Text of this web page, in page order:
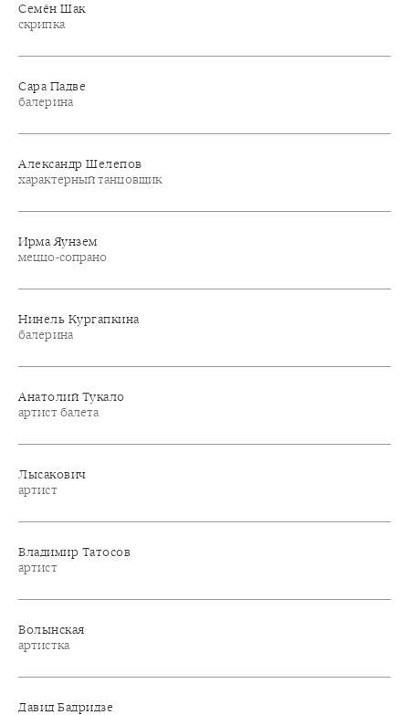
Семён Шак
скрипка
Сара Падве
балерина
Александр Шелепов
характерный танцовщик
Ирма Яунзем
меццо-сопрано
Нинель Кургапкина
балерина
Анатолий Тукало
артист балета
Лысакович
артист
Владимир Татосов
артист
Волынская
артистка
Давид Бадридзе